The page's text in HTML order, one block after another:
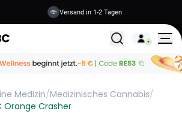
Versand in 1-2 Tagen
Alle
Medizin/Medizinisches Cannabis/
Orange Crasher